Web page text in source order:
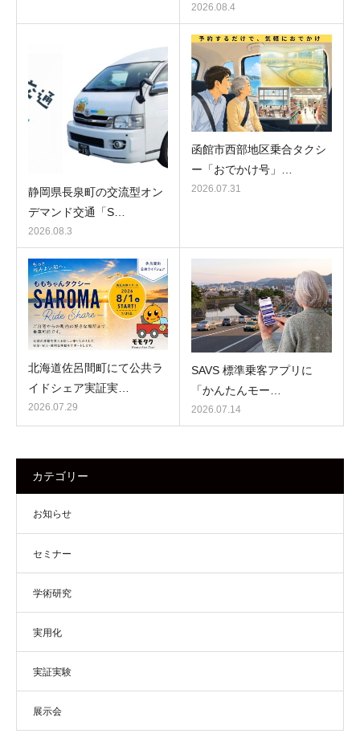
2026.08.4
静岡県長泉町の交流型オン
デマンド交通「S…
2026.08.3
函館市西部地区乗合タクシ
ー「おでかけ号」…
2026.07.31
北海道佐呂間町にて公共ラ
イドシェア実証実…
2026.07.29
SAVS 標準乗客アプリに
「かんたんモー…
2026.07.14
カテゴリー
お知らせ
セミナー
学術研究
実用化
実証実験
展示会